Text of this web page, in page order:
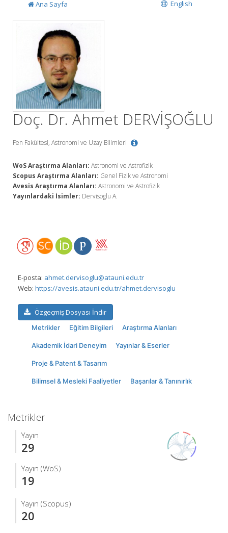
English
Ana Sayfa
Doç. Dr. Ahmet DERVİŞOĞLU
Fen Fakültesi, Astronomi ve Uzay Bilimleri
WoS Araştırma Alanları: Astronomi ve Astrofizik
Scopus Araştırma Alanları: Genel Fizik ve Astronomi
Avesis Araştırma Alanları: Astronomi ve Astrofizik
Yayınlardaki İsimler: Dervisoglu A.
E-posta: ahmet.dervisoglu@atauni.edu.tr
Web: https://avesis.atauni.edu.tr/ahmet.dervisoglu
Özgeçmiş Dosyası İndir
Metrikler Eğitim Bilgileri Araştırma Alanları
Akademik İdari Deneyim Yayınlar & Eserler
Proje & Patent & Tasarım
Bilimsel & Mesleki Faaliyetler Başarılar & Tanınırlık
Metrikler
Yayın
29
Yayın (WoS)
19
Yayın (Scopus)
20